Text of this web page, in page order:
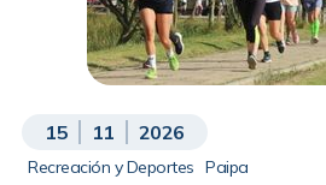
15 11 2026
Recreación y Deportes Paipa